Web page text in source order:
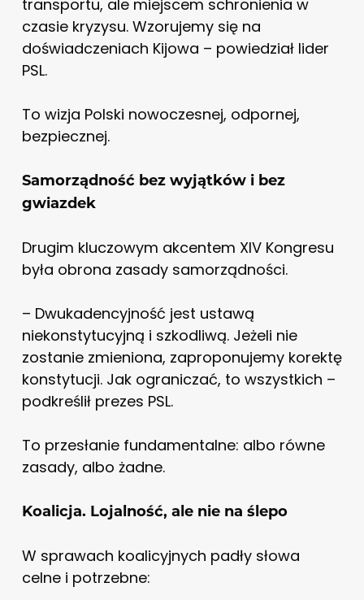
transportu, ale miejscem schronienia w
czasie kryzysu. Wzorujemy się na
doświadczeniach Kijowa – powiedział lider
PSL.
To wizja Polski nowoczesnej, odpornej,
bezpiecznej.
Samorządność bez wyjątków i bez
gwiazdek
Drugim kluczowym akcentem XIV Kongresu
była obrona zasady samorządności.
– Dwukadencyjność jest ustawą
niekonstytucyjną i szkodliwą. Jeżeli nie
zostanie zmieniona, zaproponujemy korektę
konstytucji. Jak ograniczać, to wszystkich –
podkreślił prezes PSL.
To przesłanie fundamentalne: albo równe
zasady, albo żadne.
Koalicja. Lojalność, ale nie na ślepo
W sprawach koalicyjnych padły słowa
celne i potrzebne: